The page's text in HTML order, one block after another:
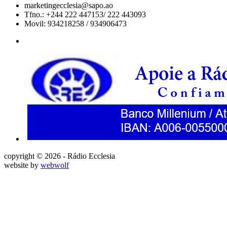
marketingecclesia@sapo.ao
Tfno.: +244 222 447153/ 222 443093
Movil: 934218258 / 934906473
copyright © 2026 - Rádio Ecclesia
website by webwolf